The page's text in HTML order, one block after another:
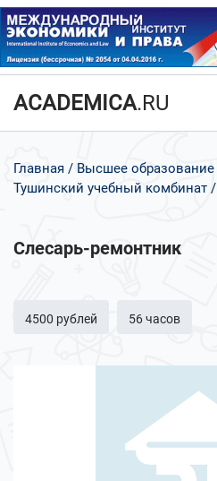
ACADEMICA.RU
Главная
Высшее образование
Тушинский учебный комбинат
Слесарь-ремонтник
4500 рублей 56 часов
Да